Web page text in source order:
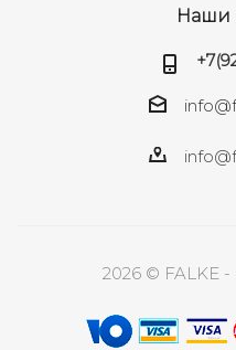
Наши
2026 © FALKE